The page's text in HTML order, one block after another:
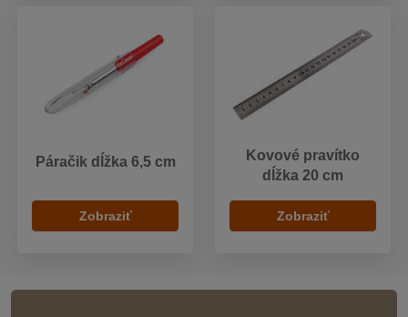
Páračik dĺžka 6,5 cm
Zobraziť
Kovové pravítko
dĺžka 20 cm
Zobraziť